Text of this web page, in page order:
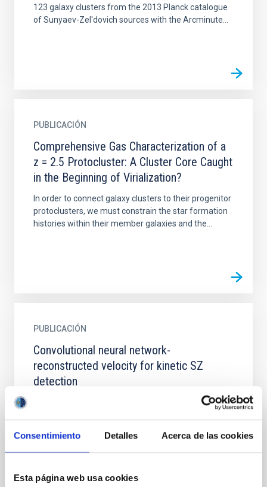
Consentimiento Detalles Acerca de las cookies
Esta página web usa cookies
123 galaxy clusters from the 2013 Planck catalogue
of Sunyaev-Zel'dovich sources with the Arcminute...
PUBLICACIÓN
Comprehensive Gas Characterization of a
z = 2.5 Protocluster: A Cluster Core Caught
in the Beginning of Virialization?
In order to connect galaxy clusters to their progenitor
protoclusters, we must constrain the star formation
histories within their member galaxies and the...
PUBLICACIÓN
Convolutional neural network-
reconstructed velocity for kinetic SZ
detection
We report the detection of the kinetic Sunyaev-
from data...